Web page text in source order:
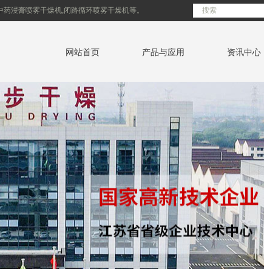
浸膏喷雾干燥机,闭路循环喷雾干燥机等。
网站首页 产品与应用 资讯中心